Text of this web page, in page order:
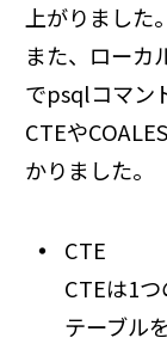
上がりました。
また、ローカ
でpsqlコマン
CTEや
かりました。
CTE
CTEは1
テーブル